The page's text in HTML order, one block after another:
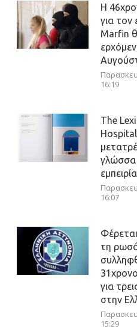
Η
για τον
Marfin
16:19
The
γλώσσα
16:07
τη
για
στην
15:29